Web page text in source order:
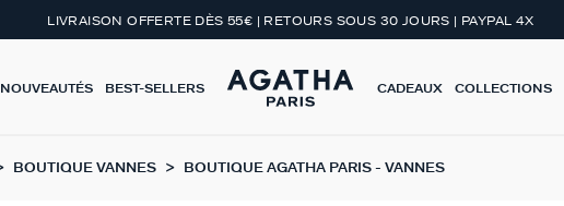
LIVRAISON OFFERTE DÈS 55€ | RETOURS SOUS 30 JOURS | PAYPAL 4X
NOUVEAUTÉS BEST-SELLERS CADEAUX COLLECTIONS
BOUTIQUE VANNES BOUTIQUE AGATHA PARIS - VANNES